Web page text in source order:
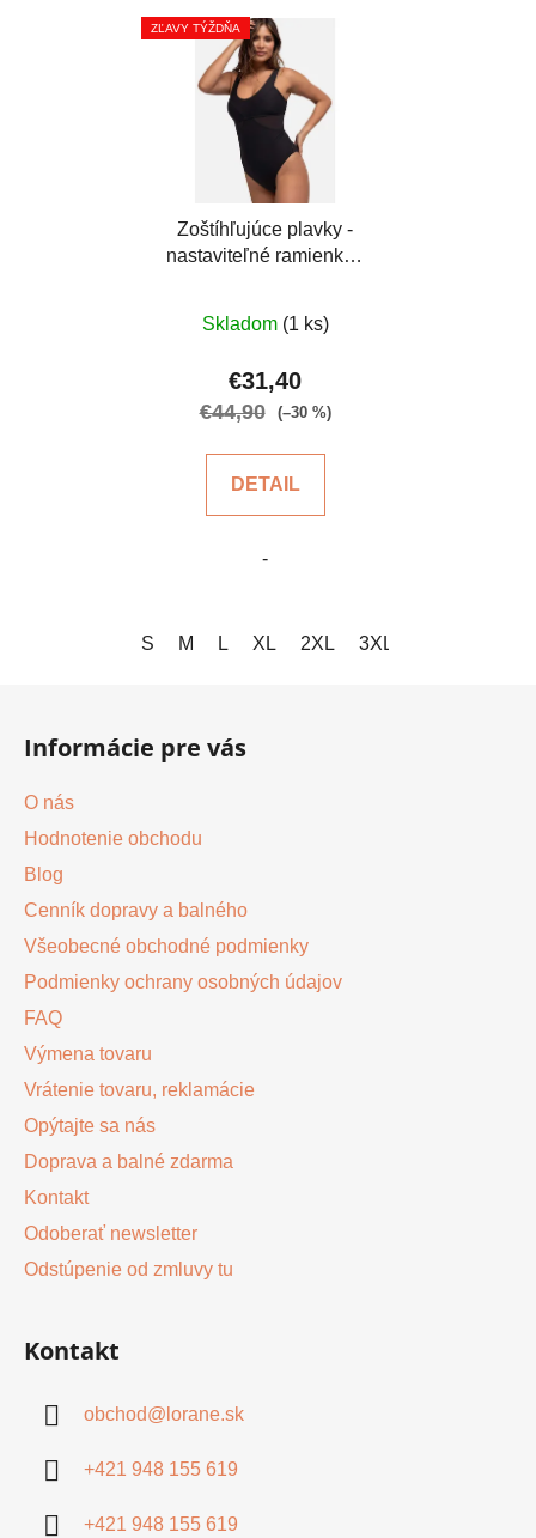
ZĽAVY TÝŽDŇA
Zoštíhľujúce plavky -
nastaviteľné ramienka -
hodnotenie
produktu
je
5
Skladom (1 ks)
€31,40
€44,90 (–30 %)
DETAIL
-
S M L XL 2XL 3XL
Informácie pre vás
O nás
Hodnotenie obchodu
Blog
Cenník dopravy a balného
Všeobecné obchodné podmienky
Podmienky ochrany osobných údajov
FAQ
Výmena tovaru
Vrátenie tovaru, reklamácie
Opýtajte sa nás
Doprava a balné zdarma
Kontakt
Odoberať newsletter
Odstúpenie od zmluvy tu
Kontakt
obchod@ lorane.sk
+421 948 155 619
+421 948 155 619